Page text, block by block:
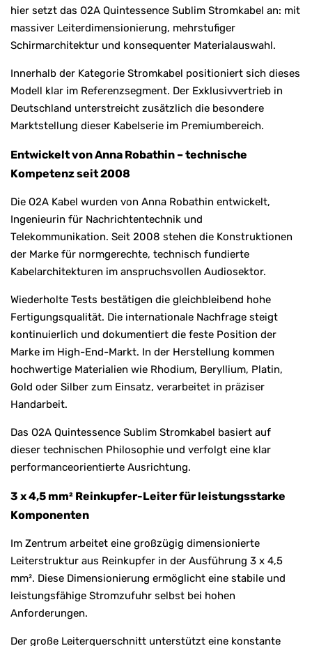
hier setzt das O2A Quintessence Sublim Stromkabel an: mit
massiver Leiterdimensionierung, mehrstufiger
Schirmarchitektur und konsequenter Materialauswahl.
Innerhalb der Kategorie Stromkabel positioniert sich dieses
Modell klar im Referenzsegment. Der Exklusivvertrieb in
Deutschland unterstreicht zusätzlich die besondere
Marktstellung dieser Kabelserie im Premiumbereich.
Entwickelt von Anna Robathin – technische
Kompetenz seit 2008
Die O2A Kabel wurden von Anna Robathin entwickelt,
Ingenieurin für Nachrichtentechnik und
Telekommunikation. Seit 2008 stehen die Konstruktionen
der Marke für normgerechte, technisch fundierte
Kabelarchitekturen im anspruchsvollen Audiosektor.
Wiederholte Tests bestätigen die gleichbleibend hohe
Fertigungsqualität. Die internationale Nachfrage steigt
kontinuierlich und dokumentiert die feste Position der
Marke im High-End-Markt. In der Herstellung kommen
hochwertige Materialien wie Rhodium, Beryllium, Platin,
Gold oder Silber zum Einsatz, verarbeitet in präziser
Handarbeit.
Das O2A Quintessence Sublim Stromkabel basiert auf
dieser technischen Philosophie und verfolgt eine klar
performanceorientierte Ausrichtung.
3 x 4,5 mm² Reinkupfer-Leiter für leistungsstarke
Komponenten
Im Zentrum arbeitet eine großzügig dimensionierte
Leiterstruktur aus Reinkupfer in der Ausführung 3 x 4,5
mm². Diese Dimensionierung ermöglicht eine stabile und
leistungsfähige Stromzufuhr selbst bei hohen
Anforderungen.
Der große Leiterquerschnitt unterstützt eine konstante